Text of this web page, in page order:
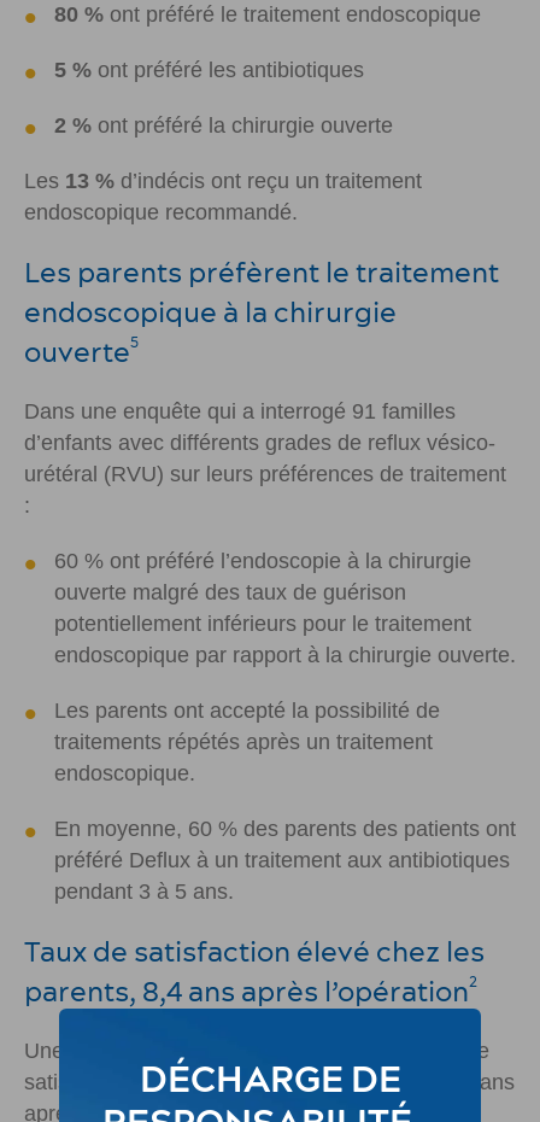
80 % ont préféré le traitement endoscopique
5 % ont préféré les antibiotiques
2 % ont préféré la chirurgie ouverte
Les 13 % d’indécis ont reçu un traitement
endoscopique recommandé.
Les parents préfèrent le traitement
endoscopique à la chirurgie
ouverte5
Dans une enquête qui a interrogé 91 familles
d’enfants avec différents grades de reflux vésico-
urétéral (RVU) sur leurs préférences de traitement
:
60 % ont préféré l’endoscopie à la chirurgie
ouverte malgré des taux de guérison
potentiellement inférieurs pour le traitement
endoscopique par rapport à la chirurgie ouverte.
Les parents ont accepté la possibilité de
traitements répétés après un traitement
endoscopique.
En moyenne, 60 % des parents des patients ont
préféré Deflux à un traitement aux antibiotiques
pendant 3 à 5 ans.
Taux de satisfaction élevé chez les
parents, 8,4 ans après l’opération2
Une récente étude de suivi a montré une grande
satisfaction avec Deflux à une moyenne de 8,4 ans
après le traitement :
DÉCHARGE DE